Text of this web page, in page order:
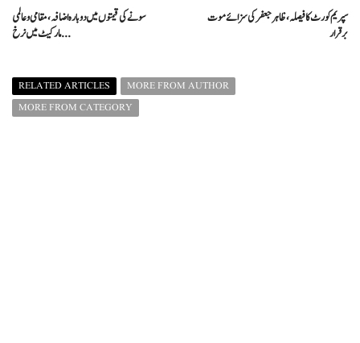
سونے کی قیمتوں میں دوبارہ اضافہ، مقامی و عالمی
مارکیٹ میں نرخ ...
سپریم کورٹ کا فیصلہ، ظاہر جعفر کی سزائے موت
برقرار
RELATED ARTICLES
MORE FROM AUTHOR
MORE FROM CATEGORY